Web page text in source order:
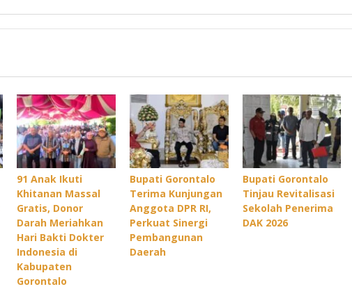
91 Anak Ikuti
Khitanan Massal
Gratis, Donor
Darah Meriahkan
Hari Bakti Dokter
Indonesia di
Kabupaten
Gorontalo
Bupati Gorontalo
Terima Kunjungan
Anggota DPR RI,
Perkuat Sinergi
Pembangunan
Daerah
Bupati Gorontalo
Tinjau Revitalisasi
Sekolah Penerima
DAK 2026